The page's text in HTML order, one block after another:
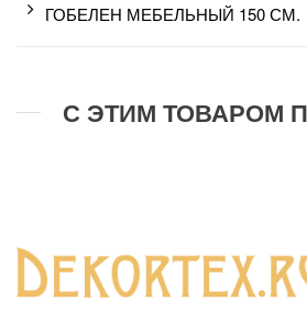
ГОБЕЛЕН МЕБЕЛЬНЫЙ 150 СМ.
С ЭТИМ ТОВАРОМ